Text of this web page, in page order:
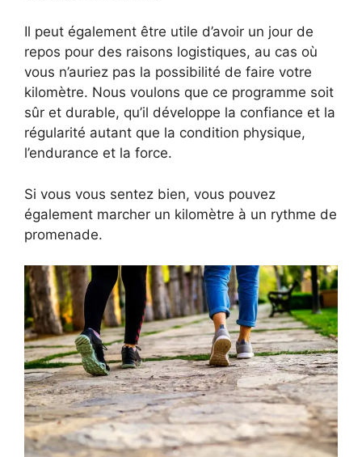
Il peut également être utile d’avoir un jour de
repos pour des raisons logistiques, au cas où
vous n’auriez pas la possibilité de faire votre
kilomètre. Nous voulons que ce programme soit
sûr et durable, qu’il développe la confiance et la
régularité autant que la condition physique,
l’endurance et la force.
Si vous vous sentez bien, vous pouvez
également marcher un kilomètre à un rythme de
promenade.